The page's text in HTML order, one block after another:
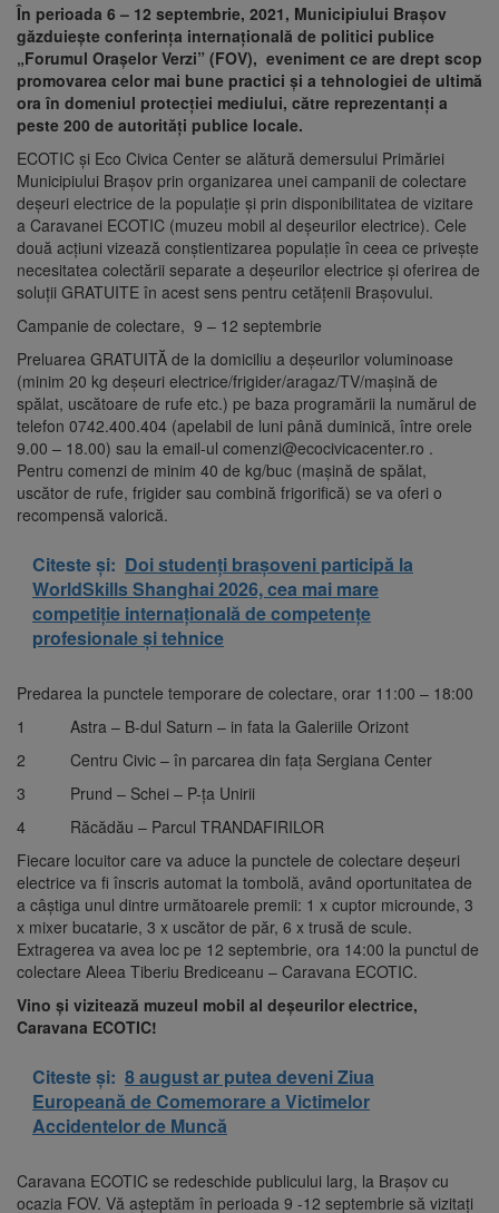
În perioada 6 – 12 septembrie, 2021, Municipiului Brașov
găzduiește conferința internațională de politici publice
„Forumul Orașelor Verzi” (FOV), eveniment ce are drept scop
promovarea celor mai bune practici și a tehnologiei de ultimă
ora în domeniul protecției mediului, către reprezentanți a
peste 200 de autorități publice locale.
ECOTIC și Eco Civica Center se alătură demersului Primăriei
Municipiului Brașov prin organizarea unei campanii de colectare
deșeuri electrice de la populație și prin disponibilitatea de vizitare
a Caravanei ECOTIC (muzeu mobil al deșeurilor electrice). Cele
două acțiuni vizează conștientizarea populație în ceea ce privește
necesitatea colectării separate a deșeurilor electrice și oferirea de
soluții GRATUITE în acest sens pentru cetățenii Brașovului.
Campanie de colectare, 9 – 12 septembrie
Preluarea GRATUITĂ de la domiciliu a deșeurilor voluminoase
(minim 20 kg deșeuri electrice/frigider/aragaz/TV/mașină de
spălat, uscătoare de rufe etc.) pe baza programării la numărul de
telefon 0742.400.404 (apelabil de luni până duminică, între orele
9.00 – 18.00) sau la email-ul comenzi@ecocivicacenter.ro .
Pentru comenzi de minim 40 de kg/buc (mașină de spălat,
uscător de rufe, frigider sau combină frigorifică) se va oferi o
recompensă valorică.
Citeste și: Doi studenți brașoveni participă la
WorldSkills Shanghai 2026, cea mai mare
competiție internațională de competențe
profesionale și tehnice
Predarea la punctele temporare de colectare, orar 11:00 – 18:00
1 Astra – B-dul Saturn – in fata la Galeriile Orizont
2 Centru Civic – în parcarea din fața Sergiana Center
3 Prund – Schei – P-ța Unirii
4 Răcădău – Parcul TRANDAFIRILOR
Fiecare locuitor care va aduce la punctele de colectare deșeuri
electrice va fi înscris automat la tombolă, având oportunitatea de
a câștiga unul dintre următoarele premii: 1 x cuptor microunde, 3
x mixer bucatarie, 3 x uscător de păr, 6 x trusă de scule.
Extragerea va avea loc pe 12 septembrie, ora 14:00 la punctul de
colectare Aleea Tiberiu Brediceanu – Caravana ECOTIC.
Vino și vizitează muzeul mobil al deșeurilor electrice,
Caravana ECOTIC!
Citeste și: 8 august ar putea deveni Ziua
Europeană de Comemorare a Victimelor
Accidentelor de Muncă
Caravana ECOTIC se redeschide publicului larg, la Brașov cu
ocazia FOV. Vă așteptăm în perioada 9 -12 septembrie să vizitați